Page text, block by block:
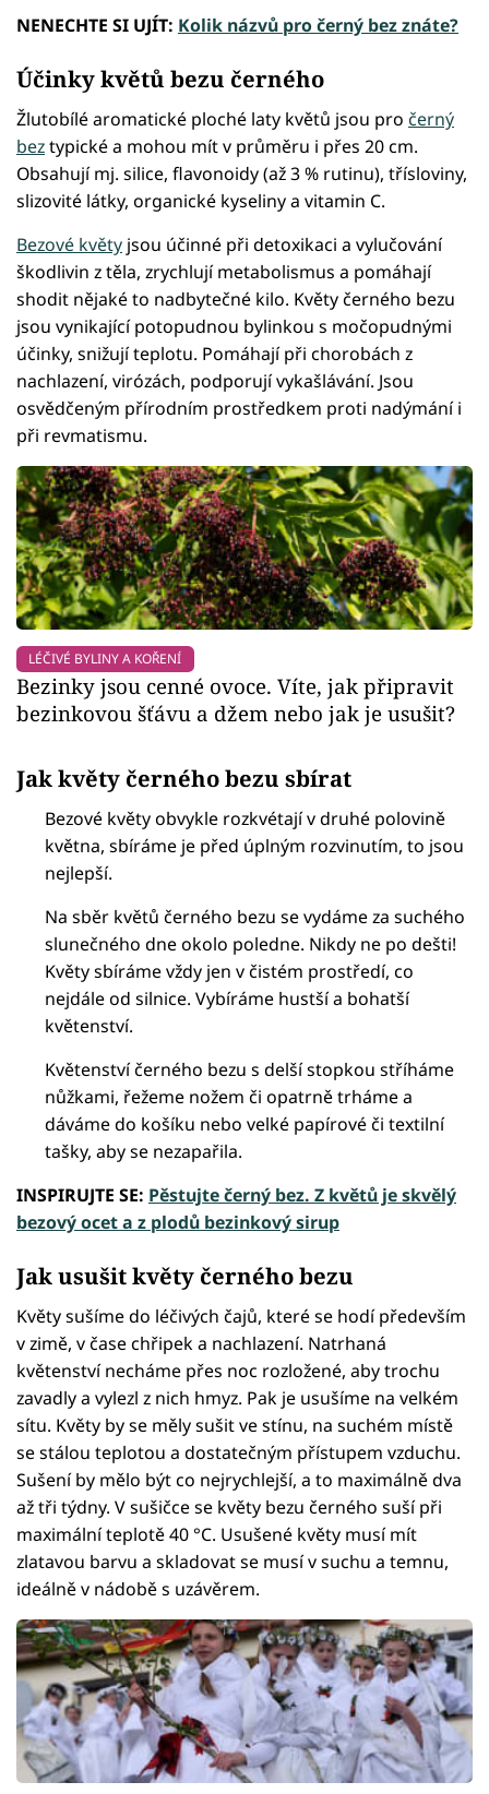
NENECHTE SI UJÍT: Kolik názvů pro černý bez znáte?
Účinky květů bezu černého
Žlutobílé aromatické ploché laty květů jsou pro černý
beztypické a mohou mít v průměru i přes 20 cm.
Obsahují mj. silice, flavonoidy (až 3 % rutinu), třísloviny,
slizovité látky, organické kyseliny a vitamin C.
Bezové květy jsou účinné při detoxikaci a vylučování
škodlivin z těla, zrychlují metabolismus a pomáhají
shodit nějaké to nadbytečné kilo. Květy černého bezu
jsou vynikající potopudnou bylinkou s močopudnými
účinky, snižují teplotu. Pomáhají při chorobách z
nachlazení, virózách, podporují vykašlávání. Jsou
osvědčeným přírodním prostředkem proti nadýmání i
při revmatismu.
LÉČIVÉ BYLINY A KOŘENÍ
Bezinky jsou cenné ovoce. Víte, jak připravit
bezinkovou šťávu a džem nebo jak je usušit?
Jak květy černého bezu sbírat
Bezové květy obvykle rozkvétají v druhé polovině
května, sbíráme je před úplným rozvinutím, to jsou
nejlepší.
Na sběr květů černého bezu se vydáme za suchého
slunečného dne okolo poledne. Nikdy ne po dešti!
Květy sbíráme vždy jen v čistém prostředí, co
nejdále od silnice. Vybíráme hustší a bohatší
květenství.
Květenství černého bezu s delší stopkou stříháme
nůžkami, řežeme nožem či opatrně trháme a
dáváme do košíku nebo velké papírové či textilní
tašky, aby se nezapařila.
INSPIRUJTE SE: Pěstujte černý bez. Z květů je skvělý
bezový ocet a z plodů bezinkový sirup
Jak usušit květy černého bezu
Květy sušíme do léčivých čajů, které se hodí především
v zimě, v čase chřipek a nachlazení. Natrhaná
květenství necháme přes noc rozložené, aby trochu
zavadly a vylezl z nich hmyz. Pak je usušíme na velkém
sítu. Květy by se měly sušit ve stínu, na suchém místě
se stálou teplotou a dostatečným přístupem vzduchu.
Sušení by mělo být co nejrychlejší, a to maximálně dva
až tři týdny. V sušičce se květy bezu černého suší při
maximální teplotě 40 °C. Usušené květy musí mít
zlatavou barvu a skladovat se musí v suchu a temnu,
ideálně v nádobě s uzávěrem.